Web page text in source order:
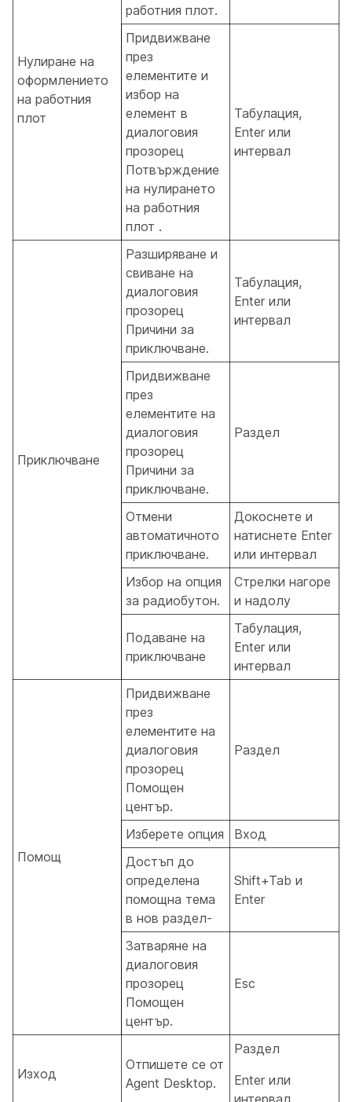
Нулиране на
оформлението
на работния
плот
работния плот.
Придвижване
през
елементите и
избор на
елемент в
диалоговия
прозорец
Потвърждение
на нулирането
на работния
плот .
Табулация,
Enter или
интервал
Приключване
Разширяване и
свиване на
диалоговия
прозорец
Причини за
приключване.
Табулация,
Enter или
интервал
Придвижване
през
елементите на
диалоговия
прозорец
Причини за
приключване.
Раздел
Отмени
автоматичното
приключване.
Докоснете и
натиснете Enter
или интервал
Избор на опция
за радиобутон.
Стрелки нагоре
и надолу
Подаване на
приключване
Табулация,
Enter или
интервал
Помощ
Придвижване
през
елементите на
диалоговия
прозорец
Помощен
център.
Раздел
Изберете опция
Вход
Достъп до
определена
помощна тема
в нов раздел-
Shift+Tab и
Enter
Затваряне на
диалоговия
прозорец
Помощен
център.
Esc
Изход
Отпишете се от
Agent Desktop.
Раздел
Enter или
интервал